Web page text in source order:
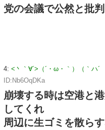
党の会議で公然と批
4: <丶｀∀´>（´・ω・｀）（｀ハ
ID:Nb6OqDKa
崩壊する時は空港と
してくれ
周辺に生ゴミを散ら